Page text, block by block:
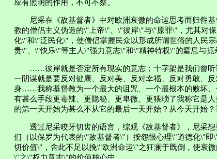
应有照明的作用，不可不察。
尼采在《敌基督者》中对欧洲衰微的命运思考而归咎基
教的僧侣主义伪造的\"上帝\"、\"彼岸\"与\"原罪\"，尤其对
化\"和\"泛民化\"，使僧侣掌握民众以形成所谓世俗的人民
贵\"、\"快乐\"等主人\"强力意志\"和\"精神特权\"的窒息与扼
……彼岸就是否定所有现实的意志；十字架是我们曾听
一阴谋就是要反对健康、反对美、反对幸福、反对勇敢、
身……我称基督教为一个最大的诅咒、一个最根本的败坏
有甚么手段更毒辣、更隐秘、更卑微、更猥琐了我称它是
的第一天开始为甚么不从它的最后一天开始？从今天开始
透过尼采咬牙切齿的语言，综观《敌基督者》，尼采想
们（以保罗为代表的\"敌基督者\"）按怨恨心理\"道德化\"
切价值\"，舍此不足以挽\"欧洲命运\"之狂澜于既倒，使衰
\"之\"权力意志\"的价值核心中。